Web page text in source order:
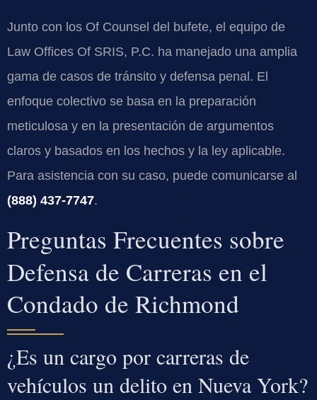
Junto con los Of Counsel del bufete, el equipo de
Law Offices Of SRIS, P.C. ha manejado una amplia
gama de casos de tránsito y defensa penal. El
enfoque colectivo se basa en la preparación
meticulosa y en la presentación de argumentos
claros y basados en los hechos y la ley aplicable.
Para asistencia con su caso, puede comunicarse al
(888) 437-7747.
Preguntas Frecuentes sobre
Defensa de Carreras en el
Condado de Richmond
¿Es un cargo por carreras de
vehículos un delito en Nueva York?